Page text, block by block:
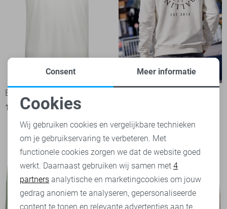
Ballin T-shirt
17,50
34,99
Noodzakelijke cookies
Personalisatie cookies
Analytische cookies
Marketing cookies
Consent Meer informatie
Cookies
Wij gebruiken cookies en vergelijkbare technieken
om je gebruikservaring te verbeteren. Met
functionele cookies zorgen we dat de website goed
werkt. Daarnaast gebruiken wij samen met 4
partners analytische en marketingcookies om jouw
gedrag anoniem te analyseren, gepersonaliseerde
content te tonen en relevante advertenties aan te